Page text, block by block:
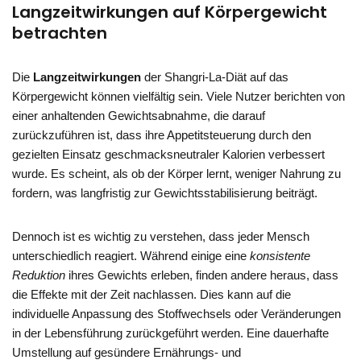
Langzeitwirkungen auf Körpergewicht
betrachten
Die Langzeitwirkungen der Shangri-La-Diät auf das
Körpergewicht können vielfältig sein. Viele Nutzer berichten von
einer anhaltenden Gewichtsabnahme, die darauf
zurückzuführen ist, dass ihre Appetitsteuerung durch den
gezielten Einsatz geschmacksneutraler Kalorien verbessert
wurde. Es scheint, als ob der Körper lernt, weniger Nahrung zu
fordern, was langfristig zur Gewichtsstabilisierung beiträgt.
Dennoch ist es wichtig zu verstehen, dass jeder Mensch
unterschiedlich reagiert. Während einige eine konsistente
Reduktion ihres Gewichts erleben, finden andere heraus, dass
die Effekte mit der Zeit nachlassen. Dies kann auf die
individuelle Anpassung des Stoffwechsels oder Veränderungen
in der Lebensführung zurückgeführt werden. Eine dauerhafte
Umstellung auf gesündere Ernährungs- und